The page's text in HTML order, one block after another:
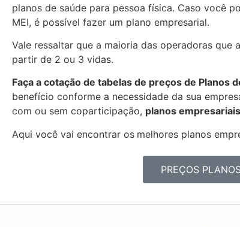
planos de saúde para pessoa física. Caso você
MEI, é possível fazer um plano empresarial.
Vale ressaltar que a maioria das operadoras
partir de 2 ou 3 vidas.
Faça a cotação de tabelas de preços de Planos
benefício conforme a necessidade da sua
com ou sem coparticipação, planos
Aqui você vai encontrar os melhores planos
PREÇOS